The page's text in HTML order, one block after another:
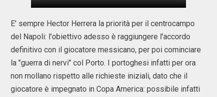
E' sempre Hector Herrera la priorità per il centrocampo
del Napoli: l'obiettivo adesso è raggiungere l'accordo
definitivo con il giocatore messicano, per poi cominciare
la "guerra di nervi" col Porto. I portoghesi infatti per ora
non mollano rispetto alle richieste iniziali, dato che il
giocatore è impegnato in Copa America: possibile infatti